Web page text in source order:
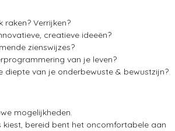
raken? Verrijken?
creatieve ideeën?
zienswijzes?
van je leven?
diepte van je onderbewuste & bewustzijn?
mogelijkheden.
kiest, bereid bent het oncomfortabele aan